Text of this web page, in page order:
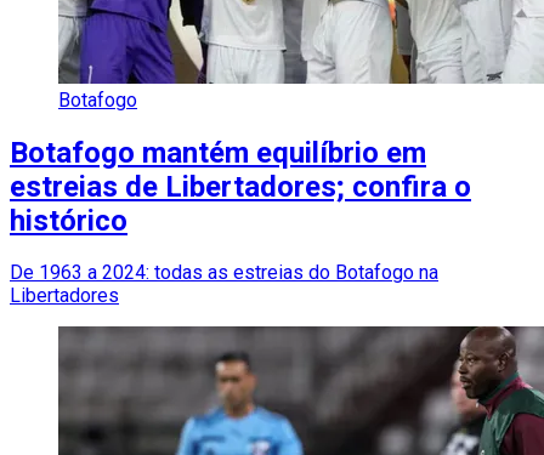
Botafogo
Botafogo mantém equilíbrio em
estreias de Libertadores; confira o
histórico
De 1963 a 2024: todas as estreias do Botafogo na
Libertadores